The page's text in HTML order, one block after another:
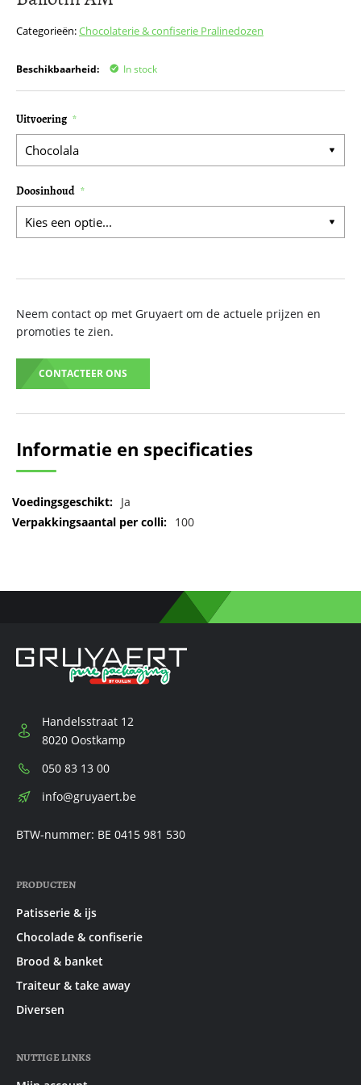
Categorieën:Chocolaterie & confiserie Pralinedozen
Beschikbaarheid: In stock
Uitvoering
Doosinhoud
Neem contact op met Gruyaert om de actuele prijzen en
promoties te zien.
CONTACTEER ONS
begin
afbeeldingen-
gallerij
Informatie en specificaties
Meer
informatie
Ja
100
Handelsstraat 12
8020 Oostkamp
Telefoon:
050 83 13 00
E-
info@gruyaert.be
BTW-nummer: BE 0415 981 530
PRODUCTEN
Patisserie & ijs
Chocolade & confiserie
Brood & banket
Traiteur & take away
Diversen
NUTTIGE LINKS